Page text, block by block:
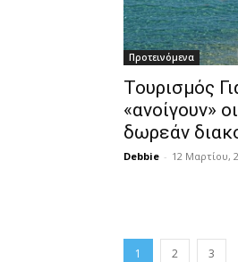
Προτεινόμενα
Τουρισμός
«ανοίγουν»
δωρεάν
Debbie - 12 Μαρτίου,
1 2 3